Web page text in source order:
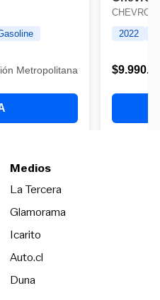
Medios
La Tercera
Glamorama
Icarito
Auto.cl
Duna